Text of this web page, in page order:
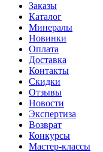
Заказы
Каталог
Минералы
Новинки
Оплата
Доставка
Контакты
Скидки
Отзывы
Новости
Экспертиза
Возврат
Конкурсы
Мастер-классы